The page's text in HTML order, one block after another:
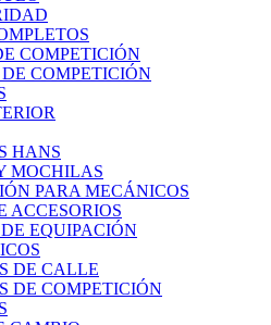
COMPETICIÓN
COMPETICIÓN
HANS
MOCHILAS
PARA MECÁNICOS
ACCESORIOS
EQUIPACIÓN
DE CALLE
DE COMPETICIÓN